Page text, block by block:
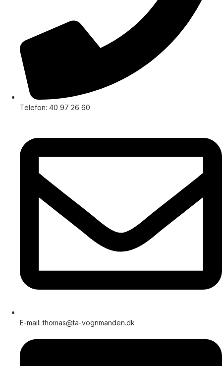
Telefon: 40 97 26 60
E-mail: thomas@ta-vognmanden.dk